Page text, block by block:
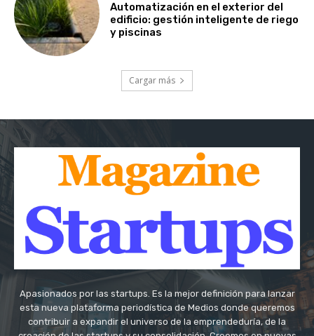
Automatización en el exterior del
edificio: gestión inteligente de riego
y piscinas
Cargar más
Apasionados por las startups. Es la mejor definición para lanzar
esta nueva plataforma periodística de Medios donde queremos
contribuir a expandir el universo de la emprendeduría, de la